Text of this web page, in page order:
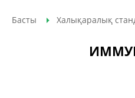
Басты Халықаралық